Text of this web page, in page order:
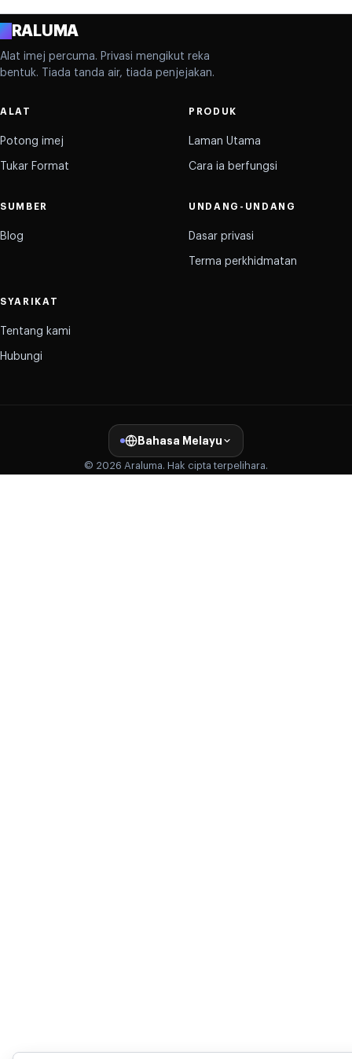
ARALUMA
Alat imej percuma. Privasi mengikut reka
bentuk. Tiada tanda air, tiada penjejakan.
ALAT
Potong imej
Tukar Format
PRODUK
Laman Utama
Cara ia berfungsi
SUMBER
Blog
UNDANG-UNDANG
Dasar privasi
Terma perkhidmatan
SYARIKAT
Tentang kami
Hubungi
Bahasa Melayu
© 2026 Araluma. Hak cipta terpelihara.